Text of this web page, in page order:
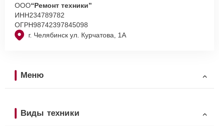
г. Челябинск ул. Курчатова, 1А
ООО“Ремонт техники”
ИНН234789782
ОГРН98742397845098
Меню
Виды техники